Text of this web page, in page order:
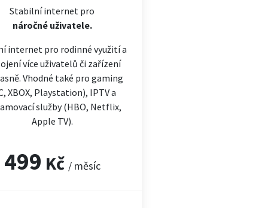
Stabilní internet pro
náročnéuživatele.
internet pro rodinné využití a
více uživatelů či zařízení
Vhodné také pro gaming
XBOX, Playstation), IPTV a
služby (HBO, Netflix,
Apple TV).
499 Kč / měsíc